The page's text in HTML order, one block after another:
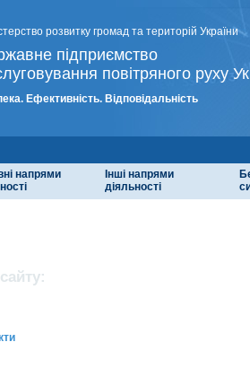
розвитку громад та територій України
підприємство
повітряного руху
Ефективність. Відповідальність
напрями
Інші напрями
діяльності